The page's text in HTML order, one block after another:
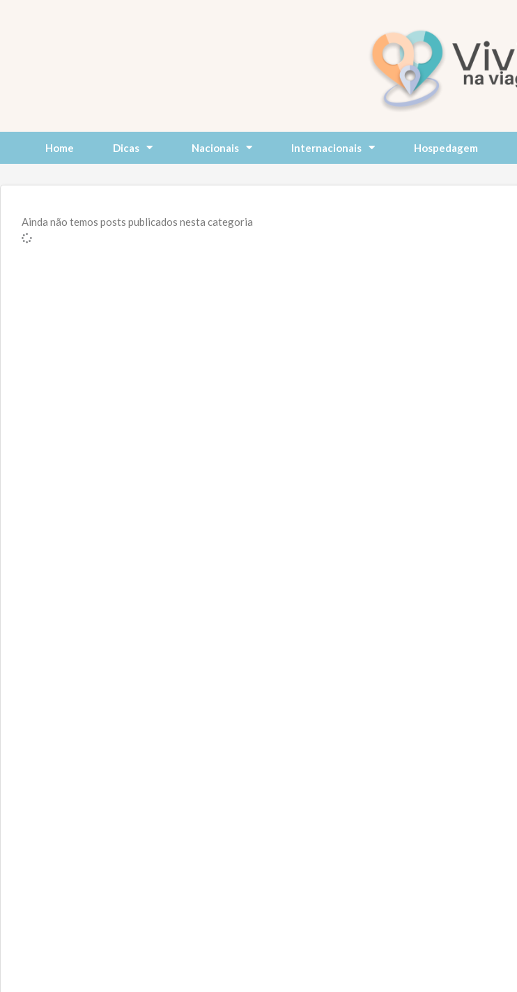
Home Dicas Nacionais Internacionais Hospedagem
Ainda não temos posts publicados nesta categoria